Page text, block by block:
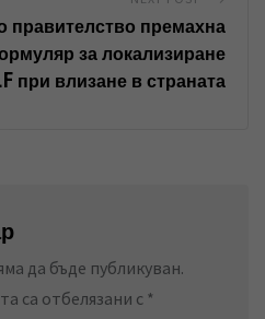
правителство премахна
за локализиране
при влизане в страната
да бъде публикуван.
са отбелязани с *